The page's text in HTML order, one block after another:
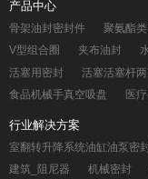
产品中心
骨架油封密封件 聚氨酯
V型组合圈
夹布油封
活塞用密封
活塞活塞杆
食品机械手真空吸盘
医
行业解决方案
室翻转升降系统油缸油泵密
建筑_阻尼器
机械密封